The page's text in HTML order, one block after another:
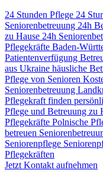
24 Stunden Pflege 24
Seniorenbetreuung 24h
zu Hause 24h
Pflegekräfte Baden-
Patientenverfügung
aus Ukraine häusliche
Pflege von Senioren
Seniorenbetreuung
Pflegekraft finden
Pflege und Betreuung zu
Pflegekräfte Polnische
betreuen
Seniorenpflege
Pflegekräften
Jetzt Kontakt aufnehmen